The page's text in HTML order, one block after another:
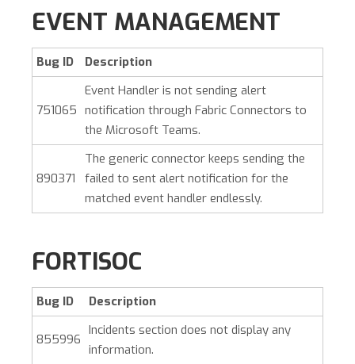
EVENT MANAGEMENT
Bug ID Description
751065
Event Handler is not sending alert
notification through Fabric Connectors to
the Microsoft Teams.
890371
The generic connector keeps sending the
failed to sent alert notification for the
matched event handler endlessly.
FORTISOC
Bug ID Description
855996
Incidents section does not display any
information.